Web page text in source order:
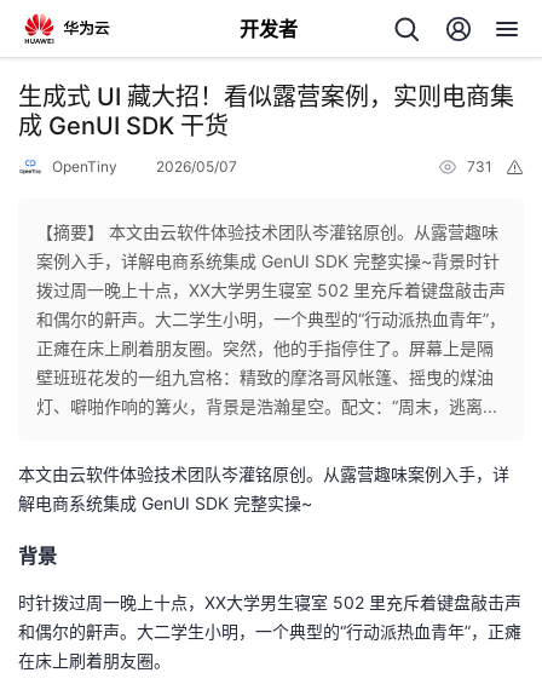
开发者
返
回
个
人
主
页
我
的
开
我
生成式 UI 藏大招！看似露营案例，实则电商集
成 GenUI SDK 干货
OpenTiny 2026/05/07 731
【摘要】 本文由云软件体验技术团队岑灌铭原创。从露营趣味
案例入手，详解电商系统集成 GenUI SDK 完整实操~背景时针
拨过周一晚上十点，XX大学男生寝室 502 里充斥着键盘敲击声
和偶尔的鼾声。大二学生小明，一个典型的“行动派热血青年”，
正瘫在床上刷着朋友圈。突然，他的手指停住了。屏幕上是隔
壁班班花发的一组九宫格：精致的摩洛哥风帐篷、摇曳的煤油
灯、噼啪作响的篝火，背景是浩瀚星空。配文：“周末，逃离...
本文由云软件体验技术团队岑灌铭原创。从露营趣味案例入手，详
解电商系统集成 GenUI SDK 完整实操~
背景
时针拨过周一晚上十点，XX大学男生寝室 502 里充斥着键盘敲击声
和偶尔的鼾声。大二学生小明，一个典型的“行动派热血青年”，正瘫
在床上刷着朋友圈。